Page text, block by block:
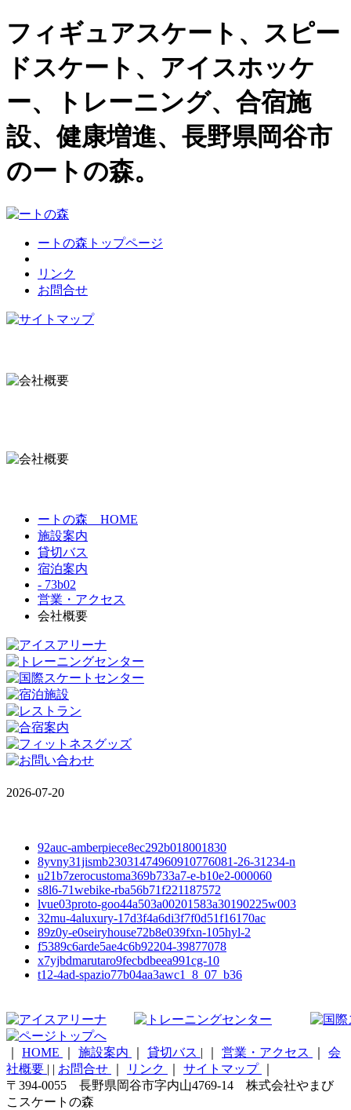
フィギュアスケート、スピー
ドスケート、アイスホッケ
ー、トレーニング、合宿施
設、健康増進、長野県岡谷市
のートの森。
ートの森トップページ
リンク
お問合せ
ートの森 HOME
施設案内
貸切バス
宿泊案内
- 73b02
営業・アクセス
会社概要
2026-07-20
92auc-amberpiece8ec292b018001830
8yvny31jismb23031474960910776081-26-31234-n
u21b7zerocustoma369b733a7-e-b10e2-000060
s8l6-71webike-rba56b71f221187572
lvue03proto-goo44a503a00201583a30190225w003
32mu-4aluxury-17d3f4a6di3f7f0d51f16170ac
89z0y-e0seiryhouse72b8e039fxn-105hyl-2
f5389c6arde5ae4c6b92204-39877078
x7yjbdmarutaro9fecbdbeea991cg-10
t12-4ad-spazio77b04aa3awc1_8_07_b36
HOME 施設案内 貸切バス | 営業・アクセス
会
社概要 | | お問合せ リンク サイトマップ
〒394-0055 長野県岡谷市字内山4769-14 株式会社やまび
こスケートの森